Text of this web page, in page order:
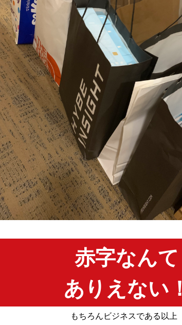
赤字なんて
ありえない！
もちろんビジネスである以上